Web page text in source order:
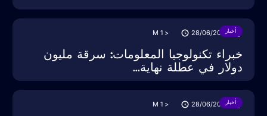
أخبار M
خبراء تكنولوجيا المعلومات: سرقة مليون
دولار في عطلة نهاية...
أخبار M